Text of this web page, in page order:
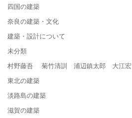
四国の建築
奈良の建築・文化
建築・設計について
未分類
村野藤吾 菊竹清訓 浦辺鎮太郎 大江宏
東北の建築
淡路島の建築
滋賀の建築